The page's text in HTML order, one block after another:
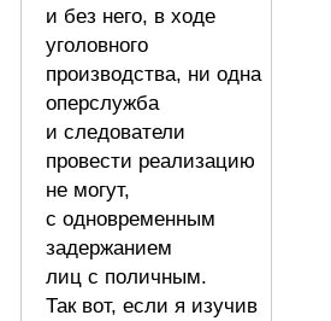
и без него, в ходе
уголовного
производства, ни одна
оперслужба
и следователи
провести реализацию
не могут,
с одновременным
задержанием
лиц с поличным.
Так вот, если я изучив